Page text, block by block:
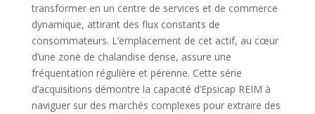
transformer en un centre de services et de commerce
dynamique, attirant des flux constants de
consommateurs. L’emplacement de cet actif, au cœur
d’une zone de chalandise dense, assure une
fréquentation régulière et pérenne. Cette série
d’acquisitions démontre la capacité d’Epsicap REIM à
naviguer sur des marchés complexes pour extraire des